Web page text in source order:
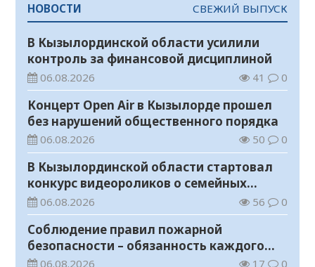
НОВОСТИ СВЕЖИЙ ВЫПУСК
В Кызылординской области усилили
контроль за финансовой дисциплиной
06.08.2026 41 0
Концерт Open Air в Кызылорде прошел
без нарушений общественного порядка
06.08.2026 50 0
В Кызылординской области стартовал
конкурс видеороликов о семейных
ценностях и Конституции
06.08.2026 56 0
Соблюдение правил пожарной
безопасности – обязанность каждого
гражданина
06.08.2026 17 0